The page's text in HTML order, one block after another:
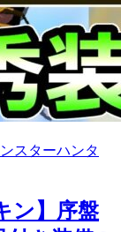
スターハンタ
ン】序盤